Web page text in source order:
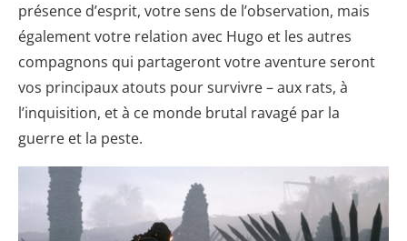
présence d’esprit, votre sens de l’observation, mais
également votre relation avec Hugo et les autres
compagnons qui partageront votre aventure seront
vos principaux atouts pour survivre – aux rats, à
l’inquisition, et à ce monde brutal ravagé par la
guerre et la peste.